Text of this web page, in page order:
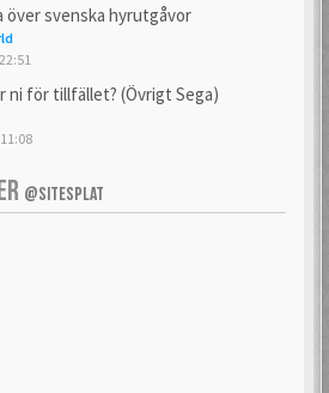
över svenska hyrutgåvor
ni för tillfället? (Övrigt Sega)
@SITESPLAT